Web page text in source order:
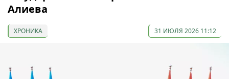
Алиева
ХРОНИКА 31 ИЮЛЯ 2026 11:12